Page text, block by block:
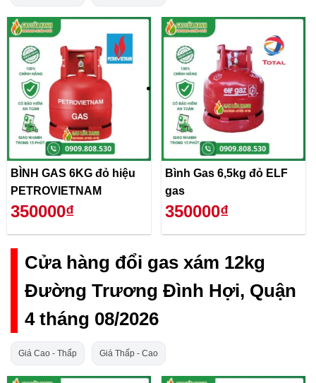
BÌNH GAS 6KG đỏ hiệu
PETROVIETNAM
350000₫
Bình Gas 6,5kg đỏ ELF
gas
350000₫
Cửa hàng đổi gas xám 12kg
Đường Trương Đình Hợi, Quận
4 tháng 08/2026
Giá Cao - Thấp Giá Thấp - Cao